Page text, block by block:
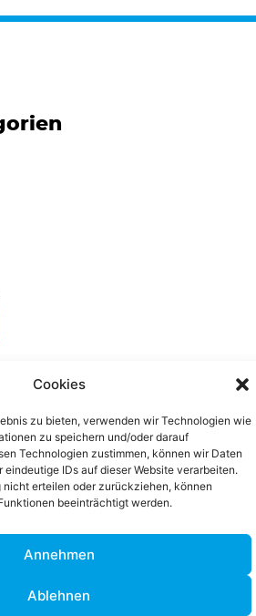
Cookies
zu bieten, verwenden wir Technologien wie
zu speichern und/oder darauf
Technologien zustimmen, können wir Daten
IDs auf dieser Website verarbeiten.
nicht erteilen oder zurückziehen, können
beeinträchtigt werden.
Annehmen
Ablehnen
2026. Alle Rechte vorbehalten.
Datenschutz